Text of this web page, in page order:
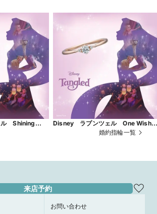
Shining
Disney ラプンツェル One Wish
～ひとつの願い～婚約指輪一覧
来店予約
お問い合わせ